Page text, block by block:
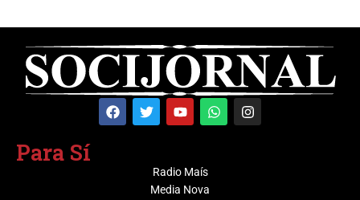
Para Sí
Radio Maís
Media Nova